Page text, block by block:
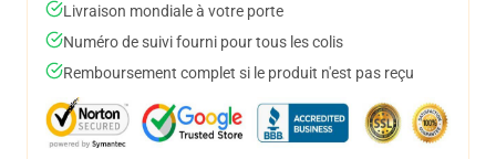
Livraison mondiale à votre porte
Numéro de suivi fourni pour tous les colis
Remboursement complet si le produit n'est pas reçu